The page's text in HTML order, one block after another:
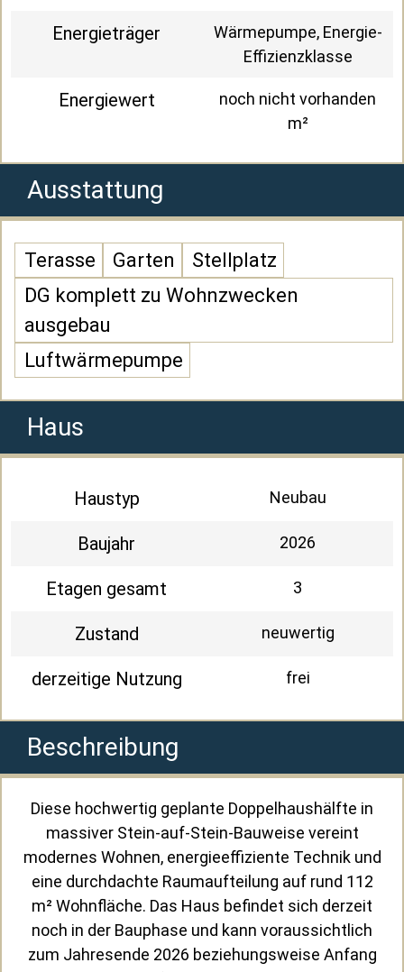
Energieträger
Wärmepumpe, Energie-
Effizienzklasse
Energiewert
noch nicht vorhanden
m²
Ausstattung
Terasse Garten
Stellplatz
DG komplett zu Wohnzwecken
ausgebau
Luftwärmepumpe
Haus
Haustyp Neubau
Baujahr 2026
Etagen gesamt 3
Zustand neuwertig
derzeitige Nutzung frei
Beschreibung
Diese hochwertig geplante Doppelhaushälfte in
massiver Stein-auf-Stein-Bauweise vereint
modernes Wohnen, energieeffiziente Technik und
eine durchdachte Raumaufteilung auf rund 112
m² Wohnfläche. Das Haus befindet sich derzeit
noch in der Bauphase und kann voraussichtlich
zum Jahresende 2026 beziehungsweise Anfang